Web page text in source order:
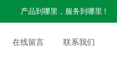
产品到哪里，服务到哪里 !
在线留言 联系我们